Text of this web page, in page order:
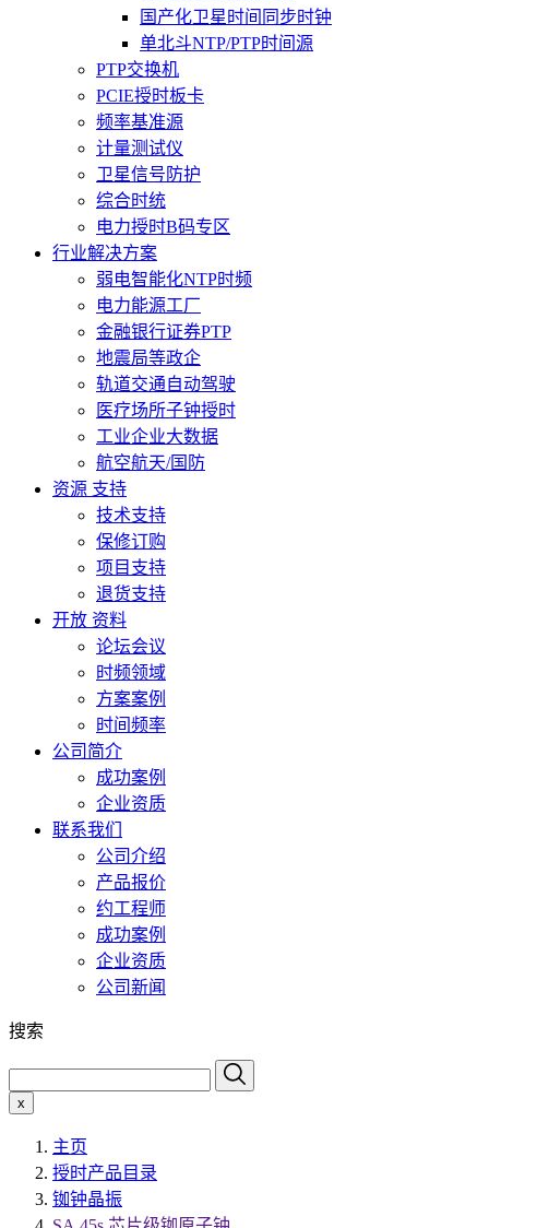
国产化卫星时间同步时钟
单北斗NTP/PTP时间源
PTP交换机
PCIE授时板卡
频率基准源
计量测试仪
卫星信号防护
综合时统
电力授时B码专区
行业解决方案
弱电智能化NTP时频
电力能源工厂
金融银行证券PTP
地震局等政企
轨道交通自动驾驶
医疗场所子钟授时
工业企业大数据
航空航天/国防
资源 支持
技术支持
保修订购
项目支持
退货支持
开放 资料
论坛会议
时频领域
方案案例
时间频率
公司简介
成功案例
企业资质
联系我们
公司介绍
产品报价
约工程师
成功案例
企业资质
公司新闻
搜索
x
主页
授时产品目录
铷钟晶振